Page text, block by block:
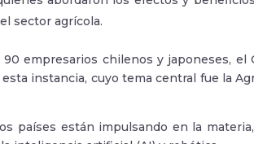
sector agrícola.
empresarios chilenos y japoneses, el
instancia, cuyo tema central fue la
países están impulsando en la